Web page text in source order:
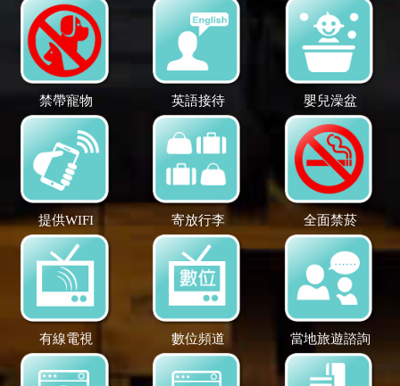
禁帶寵物 英語接待 嬰兒澡盆
提供WIFI 寄放行李 全面禁菸
有線電視 數位頻道 當地旅遊諮詢